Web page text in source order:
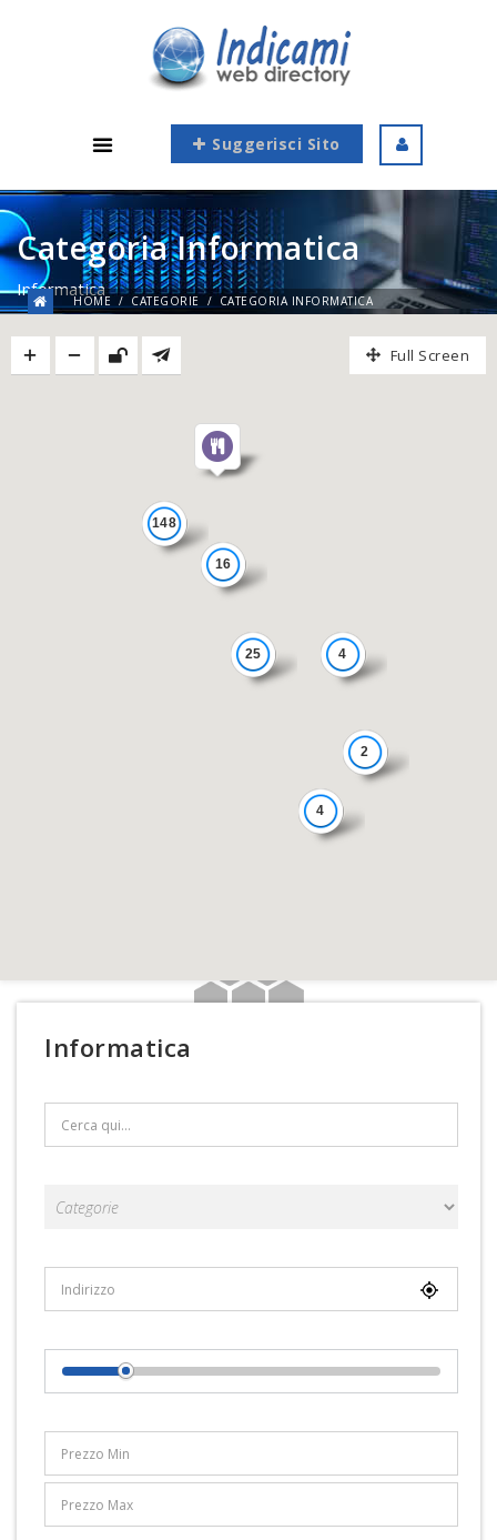
Suggerisci Sito
Categoria Informatica
Informatica
HOME CATEGORIE CATEGORIA INFORMATICA
Full Screen
148
25 4
4
16
2
Informatica